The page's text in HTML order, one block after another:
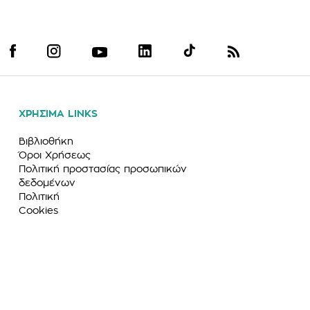
ΧΡΗΣΙΜΑ LINKS
Βιβλιοθήκη
Όροι Χρήσεως
Πολιτική προστασίας προσωπικών
δεδομένων
Πολιτική
Cookies